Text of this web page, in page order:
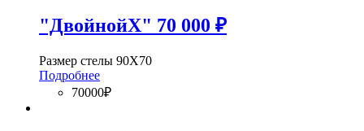
"ДвойнойX" 70 000 ₽
Размер стелы 90Х70
Подробнее
70000₽